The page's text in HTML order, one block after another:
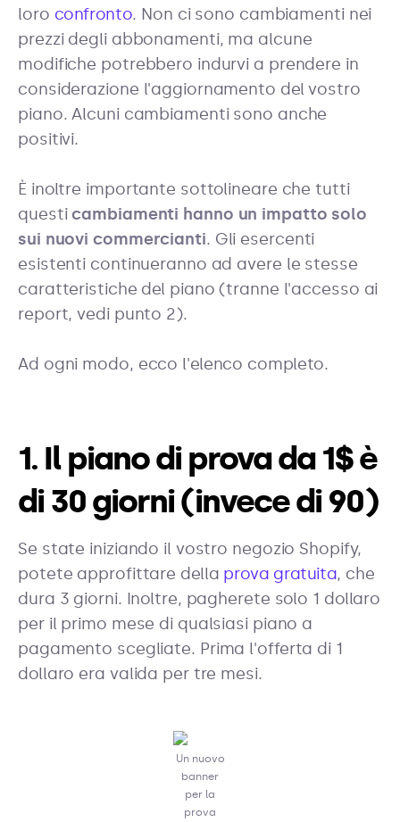
loro confronto. Non ci sono cambiamenti nei
prezzi degli abbonamenti, ma alcune
modifiche potrebbero indurvi a prendere in
considerazione l'aggiornamento del vostro
piano. Alcuni cambiamenti sono anche
positivi.
È inoltre importante sottolineare che tutti
questicambiamenti hanno un impatto solo
sui nuovi commercianti. Gli esercenti
esistenti continueranno ad avere le stesse
caratteristiche del piano (tranne l'accesso ai
report, vedi punto 2).
Ad ogni modo, ecco l'elenco completo.
1. Il piano di prova da 1$ è
di 30 giorni (invece di 90)
Se state iniziando il vostro negozio Shopify,
potete approfittare della prova gratuita, che
dura 3 giorni. Inoltre, pagherete solo 1 dollaro
per il primo mese di qualsiasi piano a
pagamento scegliate. Prima l'offerta di 1
dollaro era valida per tre mesi.
Un nuovo
banner
per la
prova